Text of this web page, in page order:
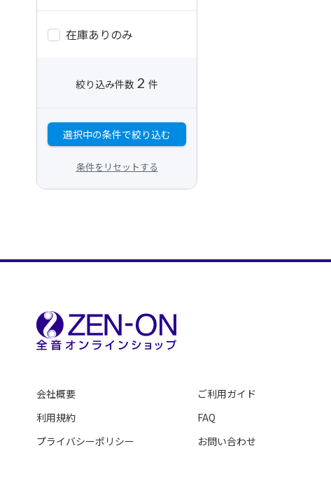
在庫ありのみ
絞り込み件数 2 件
選択中の条件で絞り込む
条件をリセットする
会社概要
利用規約
プライバシーポリシー
ご利用ガイド
FAQ
お問い合わせ